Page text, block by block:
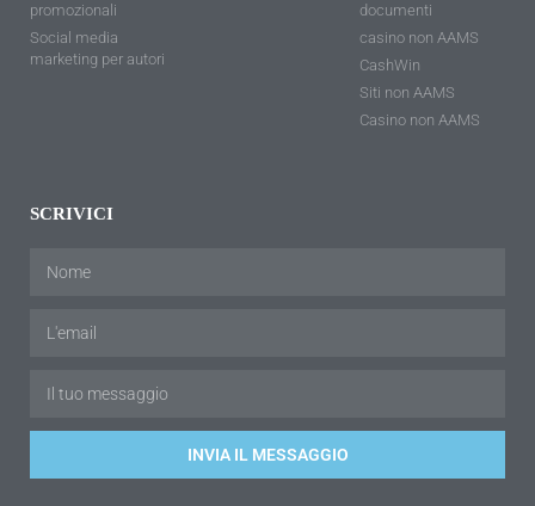
promozionali
Social media
marketing per autori
documenti
casino non AAMS
CashWin
Siti non AAMS
Casino non AAMS
SCRIVICI
INVIA IL MESSAGGIO